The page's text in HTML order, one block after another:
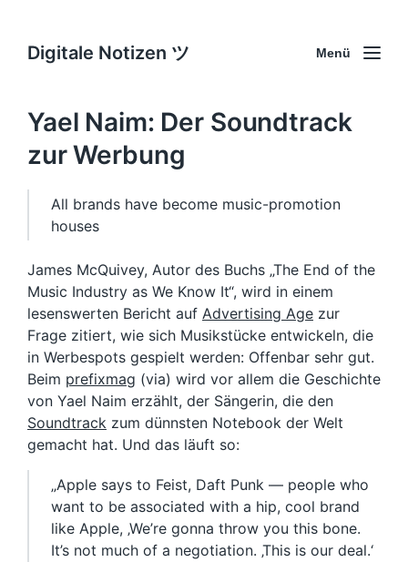
Digitale Notizen ツ Menü
Yael Naim: Der Soundtrack
zur Werbung
All brands have become music-promotion
houses
James McQuivey, Autor des Buchs „The End of the
Music Industry as We Know It“, wird in einem
lesenswerten Bericht auf Advertising Age zur
Frage zitiert, wie sich Musikstücke entwickeln, die
in Werbespots gespielt werden: Offenbar sehr gut.
Beim prefixmag (via) wird vor allem die Geschichte
von Yael Naim erzählt, der Sängerin, die den
Soundtrack zum dünnsten Notebook der Welt
gemacht hat. Und das läuft so:
„Apple says to Feist, Daft Punk — people who
want to be associated with a hip, cool brand
like Apple, ‚We’re gonna throw you this bone.
It’s not much of a negotiation. ‚This is our deal.‘